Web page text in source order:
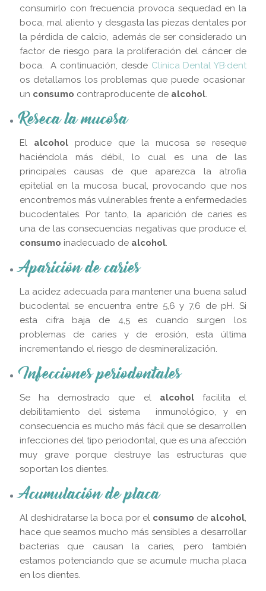
consumirlo con frecuencia provoca sequedad en la
boca, mal aliento y desgasta las piezas dentales por
la pérdida de calcio, además de ser considerado un
factor de riesgo para la proliferación del cáncer de
boca. A continuación, desde Clínica Dental YB·dent
os detallamos los problemas que puede ocasionar
un consumo contraproducente de alcohol.
Reseca la mucosa
El alcohol produce que la mucosa se reseque
haciéndola más débil, lo cual es una de las
principales causas de que aparezca la atrofia
epitelial en la mucosa bucal, provocando que nos
encontremos más vulnerables frente a enfermedades
bucodentales. Por tanto, la aparición de caries es
una de las consecuencias negativas que produce el
consumo inadecuado de alcohol.
Aparición de caries
La acidez adecuada para mantener una buena salud
bucodental se encuentra entre 5,6 y 7,6 de pH. Si
esta cifra baja de 4,5 es cuando surgen los
problemas de caries y de erosión, esta última
incrementando el riesgo de desmineralización.
Infecciones periodontales
Se ha demostrado que el alcoholfacilita el
debilitamiento del sistema inmunológico, y en
consecuencia es mucho más fácil que se desarrollen
infecciones del tipo periodontal, que es una afección
muy grave porque destruye las estructuras que
soportan los dientes.
Acumulación de placa
Al deshidratarse la boca por el consumo de alcohol,
hace que seamos mucho más sensibles a desarrollar
bacterias que causan la caries, pero también
estamos potenciando que se acumule mucha placa
en los dientes.